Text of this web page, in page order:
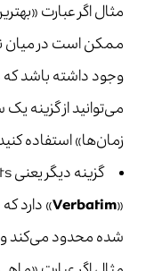
مثال اگر عبارت
وجود داشته باشد که
زمان‌ها» استفاده
«
Verbatim» دارد
شده محدود می‌کند و